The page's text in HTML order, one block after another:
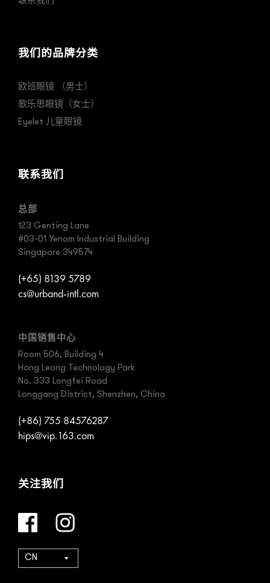
我们的品牌分类
欧班眼镜 （男士）
歌乐思眼镜（女士）
Eyelet 儿童眼镜
联系我们
总部
123 Genting Lane
#03-01 Yenom Industrial Building
Singapore 349574
(+65) 8139 5789
cs@urband-intl.com
中国销售中心
Room 506, Building 4
Hong Leong Technology Park
No. 333 Longfei Road
Longgang District, Shenzhen, China
(+86) 755 84576287
hips@vip.163.com
关注我们
CN